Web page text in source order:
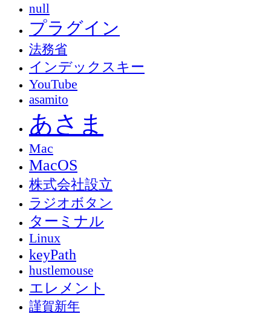
null
プラグイン
法務省
インデックスキー
YouTube
asamito
あさま
Mac
MacOS
株式会社設立
ラジオボタン
ターミナル
Linux
keyPath
hustlemouse
エレメント
謹賀新年